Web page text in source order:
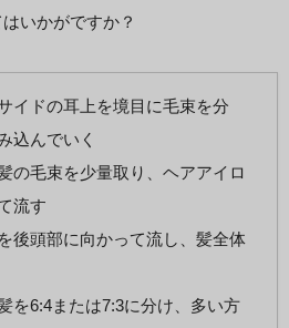
いかがですか？
イドの耳上を境目に毛束を分
込んでいく
の毛束を少量取り、ヘアアイロ
流す
後頭部に向かって流し、髪全体
を6:4または7:3に分け、多い方